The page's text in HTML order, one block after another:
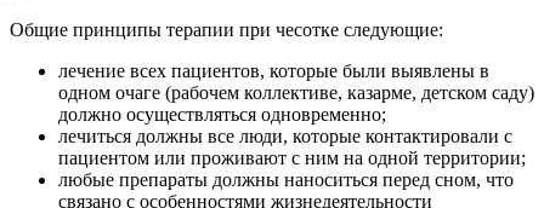
Общие принципы терапии при чесотке следующие:
лечение всех пациентов, которые были выявлены в
одном очаге (рабочем коллективе, казарме, детском саду)
должно осуществляться одновременно;
лечиться должны все люди, которые контактировали с
пациентом или проживают с ним на одной территории;
любые препараты должны наноситься перед сном, что
связано с особенностями жизнедеятельности